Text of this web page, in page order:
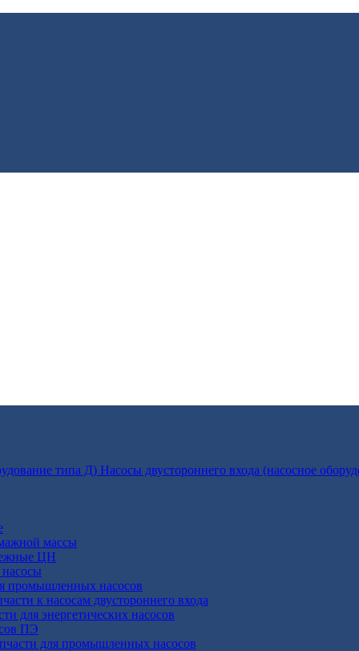
Насосы двустороннего входа (насосное
массы
ЦН
промышленных насосов
к насосам двустороннего входа
для энергетических насосов
ПЭ
для промышленных насосов